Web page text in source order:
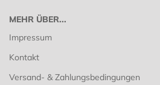
MEHR ÜBER...
Impressum
Kontakt
Versand- & Zahlungsbedingungen